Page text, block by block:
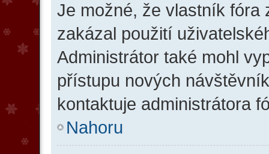
Je možné, že vlastník fóra
zakázal použití
Administrátor také mohl
přístupu nových
kontaktuje administrátora
Nahoru